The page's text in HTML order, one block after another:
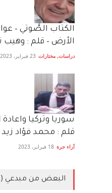
الكتاب الصَّوتي –
الأرض – قلم : وهيب
دراسات, مختارات 23 فبراير، 2023
سوريا وتركيا واعادة
قلم : محمد فؤاد زيد
آراء حرة 18 فبراير، 2023
البعض من مبدعي